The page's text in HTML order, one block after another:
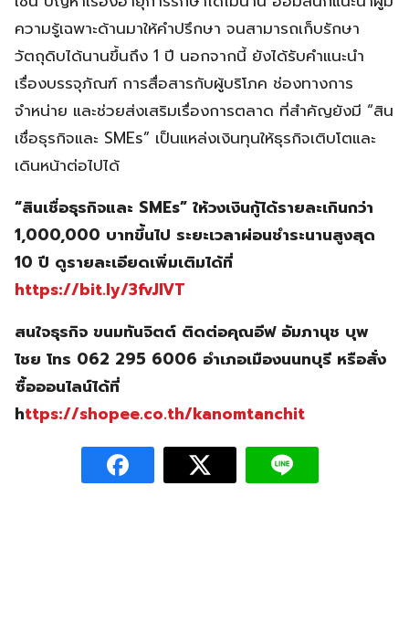
ความรู้เฉพาะด้านมาให้คำปรึกษา จนสามารถเก็บรักษา
วัตถุดิบได้นานขึ้นถึง 1 ปี นอกจากนี้ ยังได้รับคำแนะนำ
เรื่องบรรจุภัณฑ์ การสื่อสารกับผู้บริโภค ช่องทางการ
จำหน่าย และช่วยส่งเสริมเรื่องการตลาด ที่สำคัญยังมี “สิน
เชื่อธุรกิจและ SMEs” เป็นแหล่งเงินทุนให้ธุรกิจเติบโตและ
เดินหน้าต่อไปได้
“สินเชื่อธุรกิจและ SMEs” ให้วงเงินกู้ได้รายละเกินกว่า
1,000,000 บาทขึ้นไป ระยะเวลาผ่อนชำระนานสูงสุด
10 ปี ดูรายละเอียดเพิ่มเติมได้ที่
https://bit.ly/3fvJlVT
สนใจธุรกิจ ขนมทันจิตต์ ติดต่อคุณอีฟ อัมภานุช บุพ
ไชย โทร 062 295 6006 อำเภอเมืองนนทบุรี หรือสั่ง
ซื้อออนไลน์ได้ที่
https://shopee.co.th/kanomtanchit